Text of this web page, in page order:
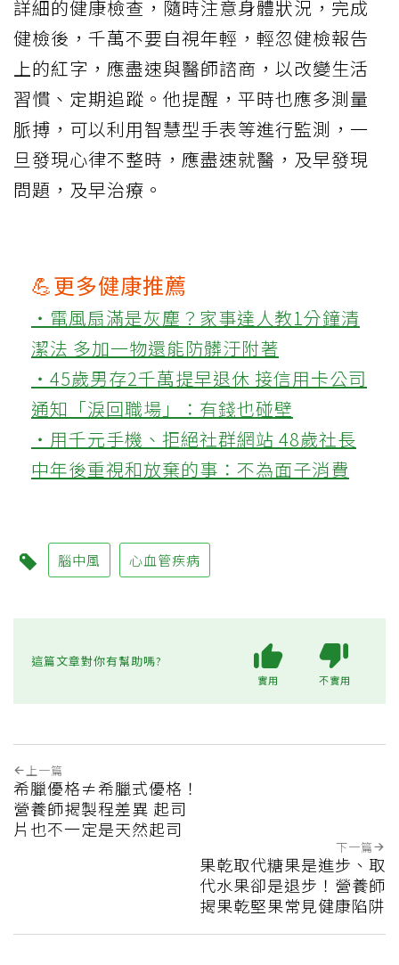
詳細的健康檢查，隨時注意身體狀況，完成
健檢後，千萬不要自視年輕，輕忽健檢報告
上的紅字，應盡速與醫師諮商，以改變生活
習慣、定期追蹤。他提醒，平時也應多測量
脈搏，可以利用智慧型手表等進行監測，一
旦發現心律不整時，應盡速就醫，及早發現
問題，及早治療。
💪更多健康推薦
‧電風扇滿是灰塵？家事達人教1分鐘清
潔法 多加一物還能防髒汙附著
‧45歲男存2千萬提早退休 接信用卡公司
通知「淚回職場」：有錢也碰壁
‧用千元手機、拒絕社群網站 48歲社長
中年後重視和放棄的事：不為面子消費
腦中風 心血管疾病
這篇文章對你有幫助嗎?
實用 不實用
上一篇
希臘優格≠希臘式優格！
營養師揭製程差異 起司
片也不一定是天然起司
下一篇
果乾取代糖果是進步、取
代水果卻是退步！營養師
揭果乾堅果常見健康陷阱